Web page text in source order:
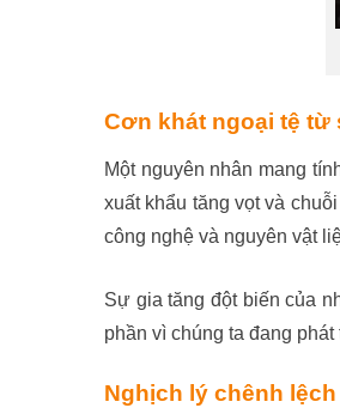
Cơn khát ngoại tệ
Một nguyên nhân mang
xuất khẩu tăng vọt và
công nghệ và nguyên vật
Sự gia tăng đột biến của
phần vì chúng ta đang
Nghịch lý chênh